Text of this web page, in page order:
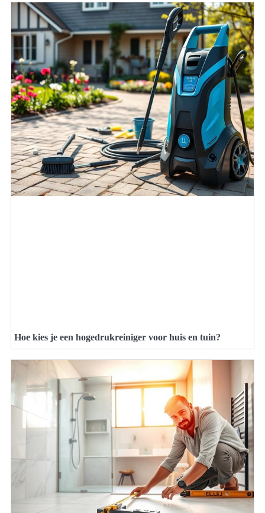
Hoe kies je een hogedrukreiniger voor huis en tuin?